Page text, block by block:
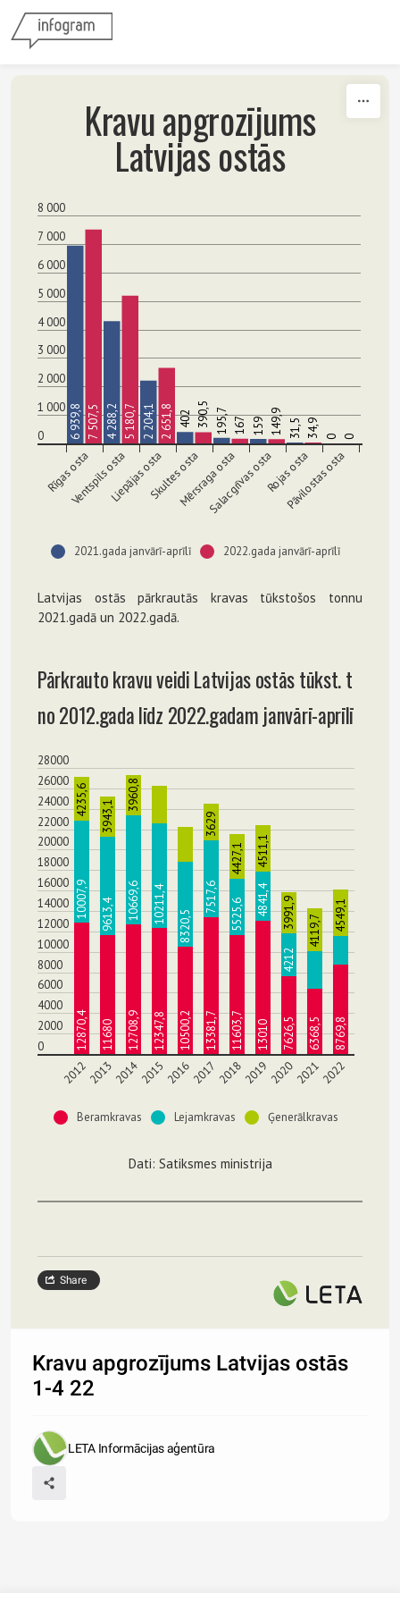
Kravu apgrozījums
Latvijas ostās
8 000
7 000
6 000
5 000
4 000
3 000
2 000
1 000
0
Rīgas osta
Ventspils ostaLiepājas ostaSkultes ostaMērsraga ostaSalacgrīvas ostaRojas osta
Pāvilostas osta
6 939,8 7 507,5 4 288,25 180,7 2 204,12 651,8 402390,5195,7 167 159 149,9 31,5 34,9 0 0
2021.gada janvārī-aprīlī 2022.gada janvārī-aprīlī
Latvijas ostās pārkrautās kravas tūkstošos tonnu
2021.gadā un 2022.gadā.
Pārkrauto kravu veidi Latvijas ostās tūkst. t
no 2012.gada līdz 2022.gadam janvārī-aprīlī
28000
26000
24000
22000
20000
18000
16000
14000
12000
10000
8000
6000
4000
2000
0
201220132014201520162017 20182019202020212022
12870,4
10007,9
4235,6
11680
9613,4
3943,1
12708,9
10669,6
3960,8
12347,8
10211,4
10500,2
8320,5
13381,7
7517,6
3629
11603,7
5525,6
4427,1
13010
4841,4
4511,1
7626,5
4212
3991,9
6368,5
4119,7
8769,8
4549,1
Beramkravas Lejamkravas Ģenerālkravas
Dati: Satiksmes ministrija
Share
Kravu apgrozījums Latvijas ostās
1-4 22
LETA Informācijas aģentūra